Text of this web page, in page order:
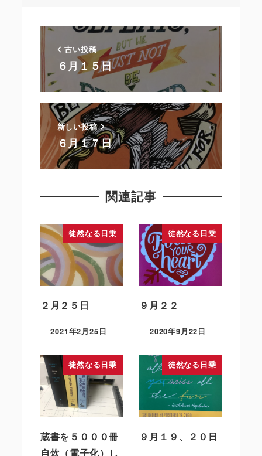
古い投稿
６月１５日
新しい投稿
６月１７日
関連記事
徒然なる日乗
２月２５日
2021年2月25日
徒然なる日乗
９月２２
2020年9月22日
徒然なる日乗
蔵書を５０００冊
自炊（電子化）し
徒然なる日乗
９月１９、２０日